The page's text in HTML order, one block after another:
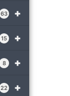
+
63
+
15
+
8
+
22